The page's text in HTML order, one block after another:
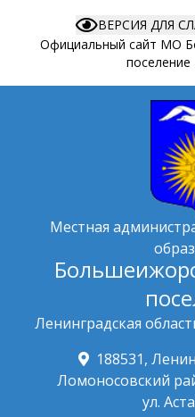
Официальный сайт МО
ВЕРСИЯ ДЛЯ
Местная
Ленинградская
188531,
Ломоносовский
ул.